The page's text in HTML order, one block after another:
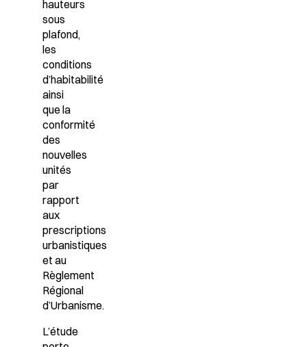
hauteurs
sous
plafond,
les
conditions
d’habitabilité
ainsi
que la
conformité
des
nouvelles
unités
par
rapport
aux
prescriptions
urbanistiques
et au
Règlement
Régional
d’Urbanisme.
L’étude